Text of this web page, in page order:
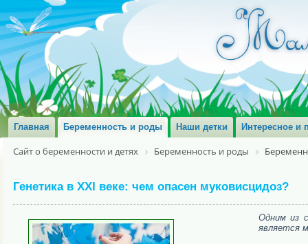
Главная Беременность и роды Наши детки Интересное и
Сайт о беременности и детях Беременность и роды
Генетика в XXI веке: чем опасен муковисцидоз?
Одним из
является